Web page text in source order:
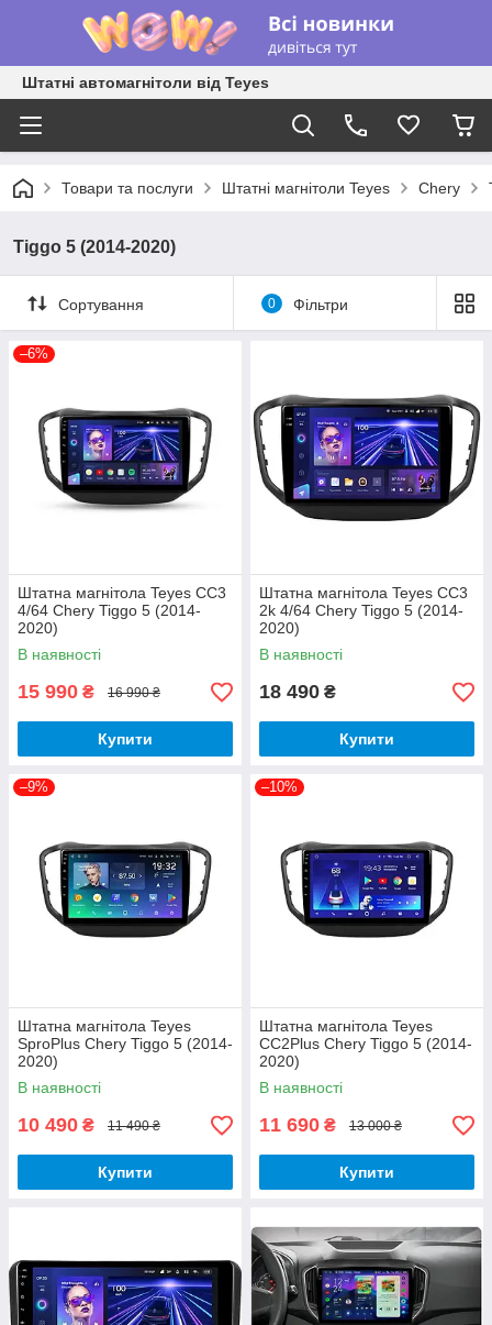
Штатні автомагнітоли від Teyes
Товари та послуги Штатні магнітоли Teyes Chery
Tiggo 5 (2014-2020)
Сортування 0 Фільтри
–6%
Штатна магнітола Teyes CC3
4/64 Chery Tiggo 5 (2014-
2020)
В наявності
15 990 ₴ 16 990 ₴
Купити
Штатна магнітола Teyes CC3
2k 4/64 Chery Tiggo 5 (2014-
2020)
В наявності
18 490 ₴
Купити
–9%
Штатна магнітола Teyes
SproPlus Chery Tiggo 5 (2014-
2020)
В наявності
10 490 ₴ 11 490 ₴
Купити
–10%
Штатна магнітола Teyes
CC2Plus Chery Tiggo 5 (2014-
2020)
В наявності
11 690 ₴ 13 000 ₴
Купити